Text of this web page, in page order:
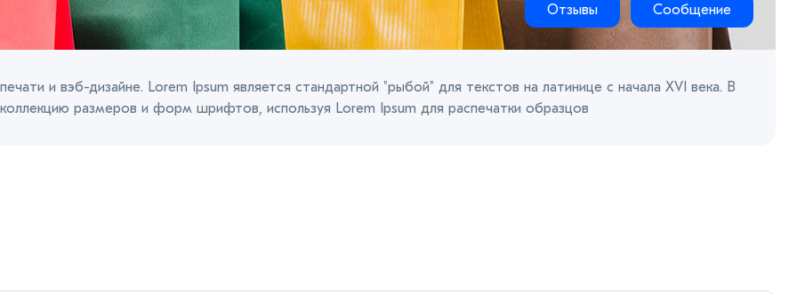
Отзывы Сообщение
и вэб-дизайне. Lorem Ipsum является стандартной "рыбой" для текстов на латинице с начала XVI века. В
размеров и форм шрифтов, используя Lorem Ipsum для распечатки образцов